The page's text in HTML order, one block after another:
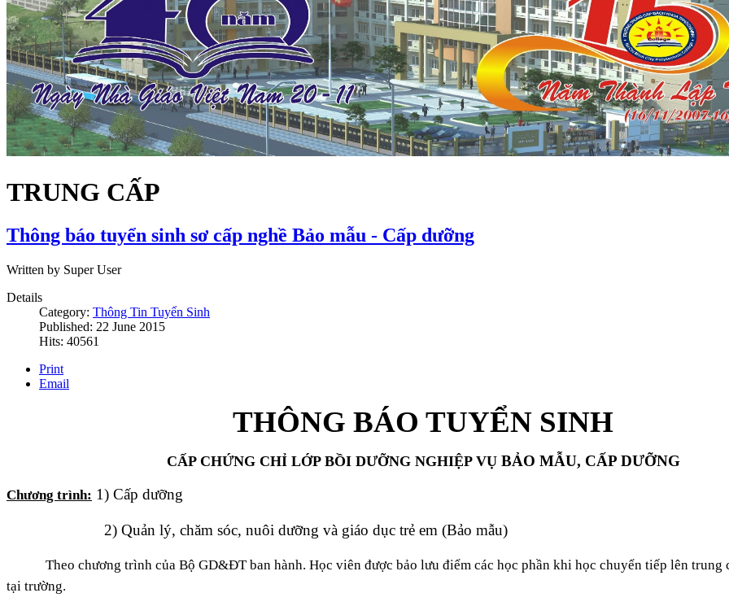
TRUNG CẤP
Thông báo tuyển sinh sơ cấp nghề Bảo mẫu - Cấp dưỡng
Written by Super User
Details
Category: Thông Tin Tuyển Sinh
Published: 22 June 2015
Hits: 40561
Print
Email
THÔNG BÁO TUYỂN SINH
CẤP CHỨNG CHỈ LỚP BỒI DƯỠNG NGHIỆP VỤ BẢO MẪU, CẤP DƯỠNG
Chương trình: 1) Cấp dưỡng
2) Quản lý, chăm sóc, nuôi dưỡng và giáo dục trẻ em (Bảo mẫu)
Theo chương trình của Bộ GD&ĐT ban hành. Học viên được bảo lưu điểm các học phần khi học chuyển tiếp lên trung
tại trường.